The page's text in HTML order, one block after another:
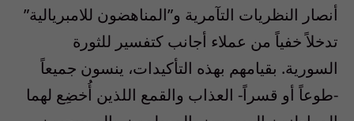
أنصار النظريات التآمرية و”المناهضون للامبريالية”
تدخلاً خفياً من عملاء أجانب كتفسير للثورة
السورية. بقيامهم بهذه التأكيدات، ينسون جميعاً
-طوعاً أو قسراً- العذاب والقمع اللذين أُخضِع لهما